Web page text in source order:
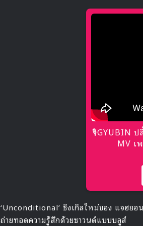
🎙GYUBIN
MV เ
‘Unconditional’ ซิงเกิลใหม่ของ แจฮย
ถ่ายทอดความรู้สึกด้วยซาวนด์แบบบลูส์